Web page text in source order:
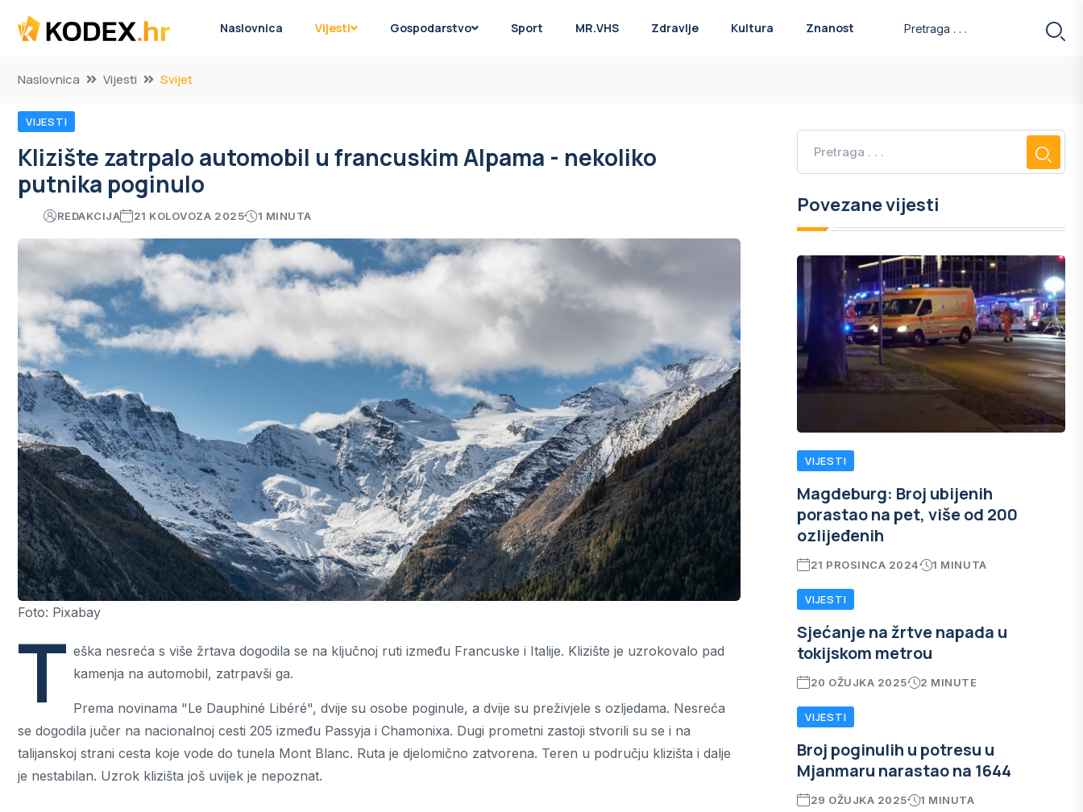
Naslovnica Vijesti Gospodarstvo Sport MR.VHS Zdravlje Kultura Znanost
Naslovnica Vijesti Svijet
VIJESTI
Klizište zatrpalo automobil u francuskim Alpama - nekoliko
putnika poginulo
REDAKCIJA 21 KOLOVOZA 2025 1 MINUTA
Foto: Pixabay
T eška nesreća s više žrtava dogodila se na ključnoj ruti između Francuske i Italije. Klizište je uzrokovalo pad
kamenja na automobil, zatrpavši ga.
Prema novinama "Le Dauphiné Libéré", dvije su osobe poginule, a dvije su preživjele s ozljedama. Nesreća
se dogodila jučer na nacionalnoj cesti 205 između Passyja i Chamonixa. Dugi prometni zastoji stvorili su se i na
talijanskoj strani cesta koje vode do tunela Mont Blanc. Ruta je djelomično zatvorena. Teren u području klizišta i dalje
je nestabilan. Uzrok klizišta još uvijek je nepoznat.
Povezane vijesti
VIJESTI
Magdeburg: Broj ubijenih
porastao na pet, više od 200
ozlijeđenih
21 PROSINCA 2024 1 MINUTA
VIJESTI
Sjećanje na žrtve napada u
tokijskom metrou
20 OŽUJKA 2025 2 MINUTE
VIJESTI
Broj poginulih u potresu u
Mjanmaru narastao na 1644
29 OŽUJKA 2025 1 MINUTA